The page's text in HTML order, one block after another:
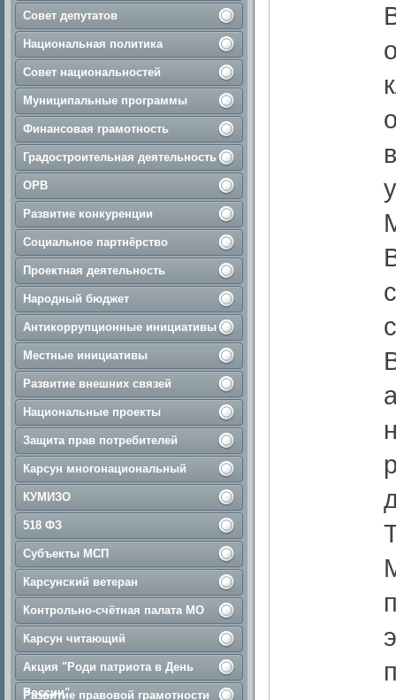
Совет депутатов
Национальная политика
Совет национальностей
Муниципальные программы
Финансовая грамотность
Градостроительная деятельность
ОРВ
Развитие конкуренции
Социальное партнёрство
Проектная деятельность
Народный бюджет
Антикоррупционные инициативы
Местные инициативы
Развитие внешних связей
Национальные проекты
Защита прав потребителей
Карсун многонациональный
КУМИЗО
518 ФЗ
Субъекты МСП
Карсунский ветеран
Контрольно-счётная палата МО
Карсун читающий
Акция "Роди патриота в День
России"
Развитие правовой грамотности